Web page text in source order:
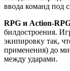
ввода команд под
RPG и Action-
билдостроения.
экипировку так,
применения) до
между ударами.